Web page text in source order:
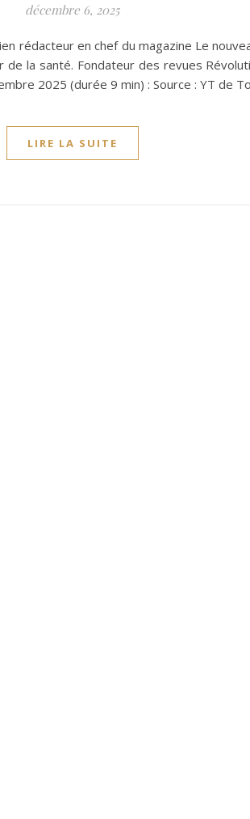
décembre 6, 2025
rédacteur en chef du magazine Le
la santé. Fondateur des revues
2025 (durée 9 min) : Source : YT de
LIRE LA SUITE